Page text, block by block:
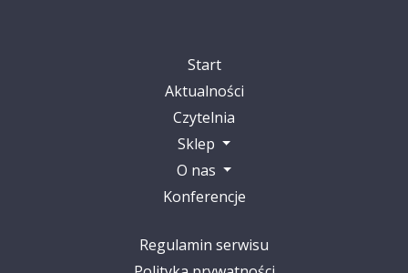
Start
Aktualności
Czytelnia
Sklep
O nas
Konferencje
Regulamin serwisu